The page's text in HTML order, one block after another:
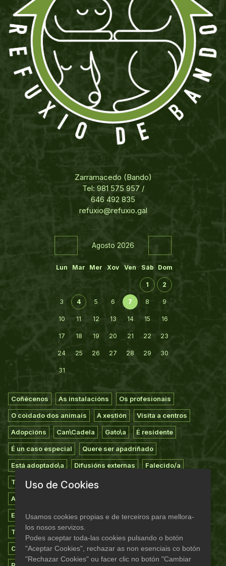
Zarramacedo (Bando)
Tel: 981 575 957 /
646 492 835
refuxio@refuxio.gal
Agosto 2026
Lun Mar Mer Xov Ven Sáb Dom
1 2
3 4 5 6 7 8 9
10 11 12 13 14 15 16
17 18 19 20 21 22 23
24 25 26 27 28 29 30
31
Coñécenos As instalacións Os profesionais
O coidado dos animais A xestión Visita a centros
Adopcións Can\Cadela Gato\a É residente
É un caso especial Quere ser apadriñado
Está adoptado\a Difusións externas Falecido/a
Todos os animais Extravíos
Apadriñamiento
Empresas colaboradoras Suxestións Agradecementos
Teaming do refuxio Novas
Consellos Documentos Programa madriñas/padriños
Uso de Cookies
Usamos cookies propias e de terceiros para mellora-
los nosos servizos.
Podes aceptar toda-las cookies pulsando o botón
"Aceptar Cookies", rechazar as non esenciais co botón
"Rechazar Cookies" ou facer clic no botón "Cambiar